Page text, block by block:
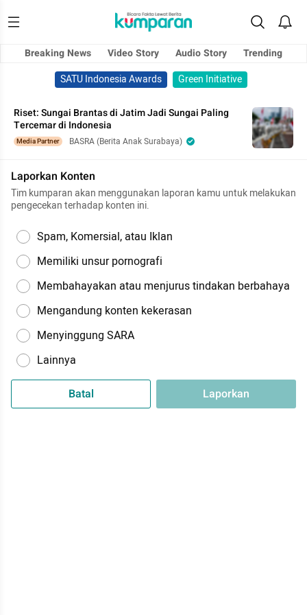
Breaking News Video Story Audio Story
Trending
SATU Indonesia Awards
Green Initiative
Riset: Sungai Brantas di Jatim Jadi Sungai Paling
Tercemar di Indonesia
Media Partner BASRA (Berita Anak Surabaya)
Laporkan Konten
Tim kumparan akan menggunakan laporan kamu untuk melakukan
pengecekan terhadap konten ini.
Spam, Komersial, atau Iklan
Memiliki unsur pornografi
Membahayakan atau menjurus tindakan berbahaya
Mengandung konten kekerasan
Menyinggung SARA
Lainnya
Batal Laporkan